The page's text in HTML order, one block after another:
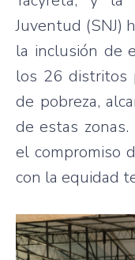
Juventud (SNJ)
la inclusión de
los 26 distritos
de pobreza,
de estas zonas.
el compromiso
con la equidad